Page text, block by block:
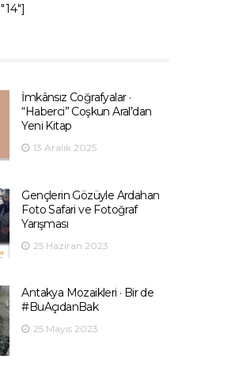
İmkânsız Coğrafyalar ·
“Haberci” Coşkun Aral’dan
Yeni Kitap
13 Aralık 2025
Gençlerin Gözüyle Ardahan
Foto Safari ve Fotoğraf
Yarışması
25 Haziran 2023
Antakya Mozaikleri · Bir de
#BuAçıdanBak
25 Mayıs 2023